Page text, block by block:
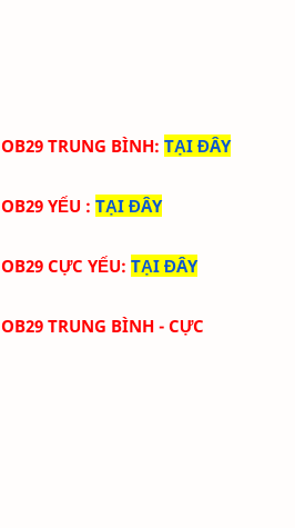
OB29 TRUNG BÌNH: TẠI ĐÂY
OB29 YẾU : TẠI ĐÂY
OB29 CỰC YẾU: TẠI ĐÂY
OB29 TRUNG BÌNH - CỰC